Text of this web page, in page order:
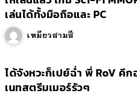
เล่นได้ทั้งมือถือและ PC
เหมียวสามสี
ได้จังหวะก็เปย์ฉ่ำ พี่ RoV คึก
เนทสตรีมเมอร์รัวๆ